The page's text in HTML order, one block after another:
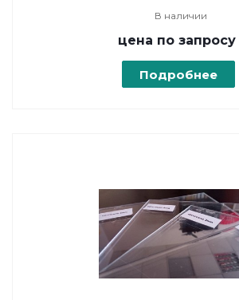
В наличии
цена по запросу
Подробнее